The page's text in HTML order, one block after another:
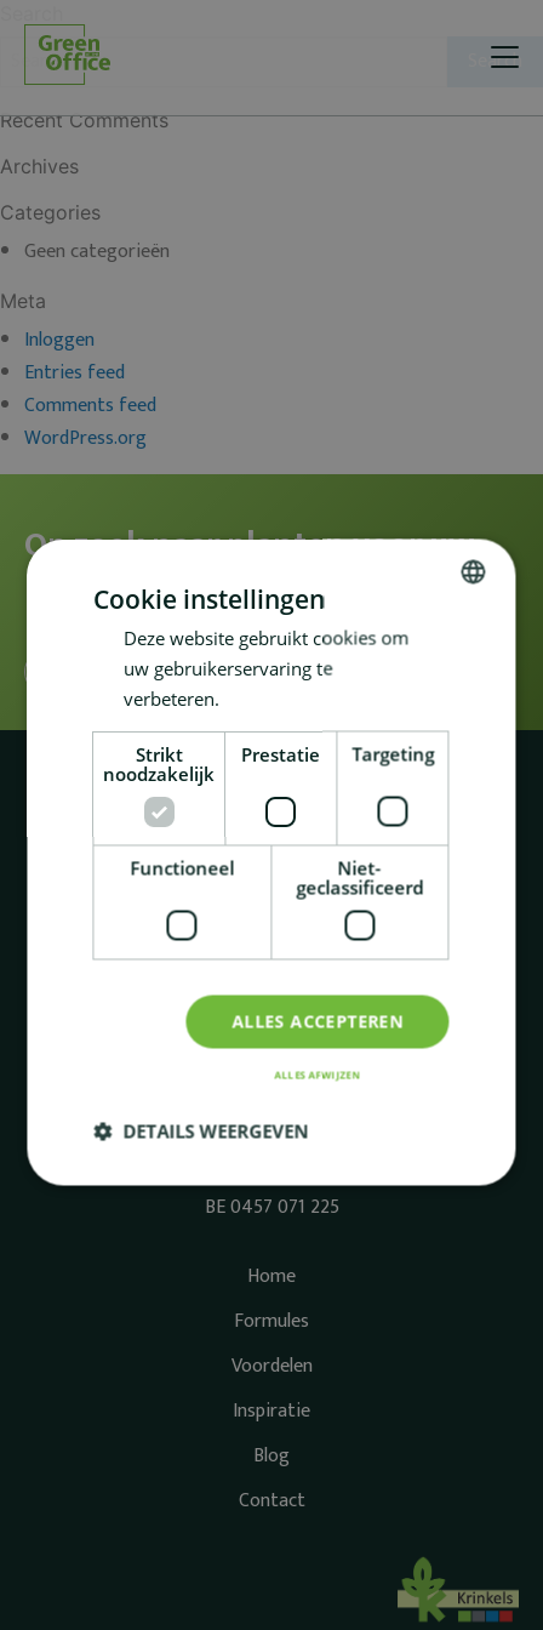
Recent Comments
Archives
Categories
Geen categorieën
Meta
Inloggen
Entries feed
Comments feed
WordPress.org
Op zoek naar planten voor uw
kantoor?
CONTACTEER ONS
Rue Emile Pathéstraat 410
1190 Brussel
+32 2 425 31 77
BE 0457 071 225
Home
Formules
Voordelen
Inspiratie
Blog
Contact
Cookie instellingen
Deze website gebruikt cookies om
uw gebruikerservaring te
verbeteren.
Strikt
noodzakelijk
Prestatie Targeting
Functioneel
Niet-
geclassificeerd
ALLES ACCEPTEREN
ALLES AFWIJZEN
DETAILS WEERGEVEN